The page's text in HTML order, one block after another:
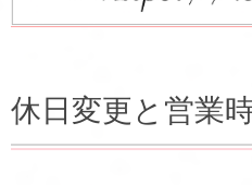
休日変更と営業